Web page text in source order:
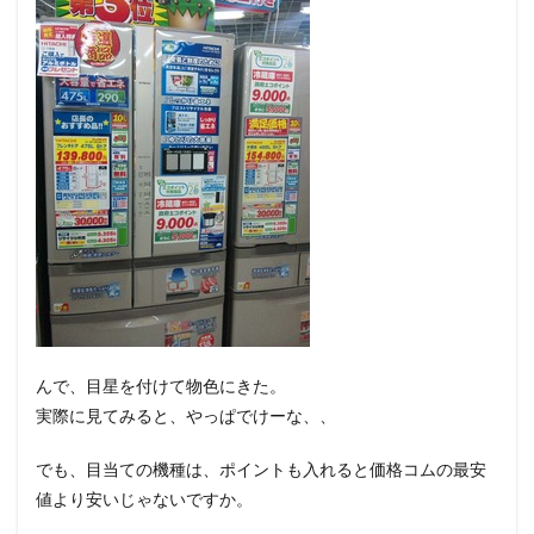
んで、目星を付けて物色にきた。
実際に見てみると、やっぱでけーな、、
でも、目当ての機種は、ポイントも入れると価格コムの最安
値より安いじゃないですか。